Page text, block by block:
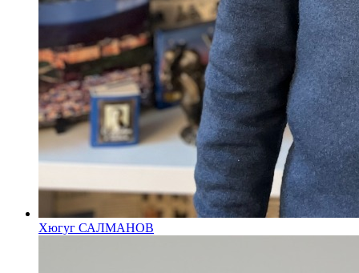
Хюгуг САЛМАНОВ